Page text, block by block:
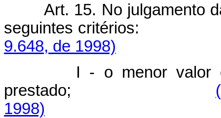
Art. 15. No julgamento
seguintes
9.648, de 1998)
I - o menor valor
prestado;
1998)